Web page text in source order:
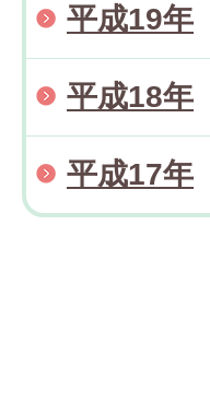
平成19年
平成18年
平成17年